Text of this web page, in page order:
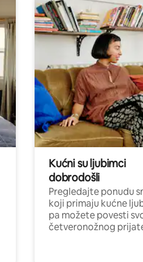
Kućni su ljubimci
dobrodošli
Pregledajte ponudu
koji primaju kućne
pa možete povesti
četveronožnog